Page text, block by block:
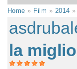
Home » Film » 2014
la